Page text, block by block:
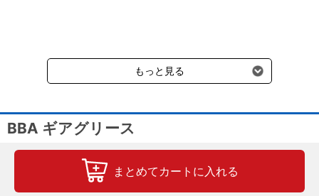
受けます。
もっと見る
BBA ギアグリース
まとめてカートに入れる